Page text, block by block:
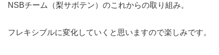
NSBチーム（梨サボテン）のこれからの取り組み。
フレキシブルに変化していくと思いますので楽しみです。